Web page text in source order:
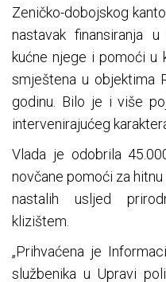
Zeničko-dobojskog
nastavak finansiranja
kućne njege i pomoći u
smještena u objektima
godinu. Bilo je i više
intervenirajućeg
Vlada je odobrila
novčane pomoći za
nastalih usljed
klizištem.
„Prihvaćena je
službenika u Upravi